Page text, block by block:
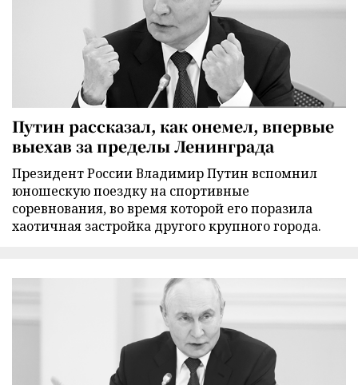
Путин рассказал, как онемел, впервые
выехав за пределы Ленинграда
Президент России Владимир Путин вспомнил
юношескую поездку на спортивные
соревнования, во время которой его поразила
хаотичная застройка другого крупного города.